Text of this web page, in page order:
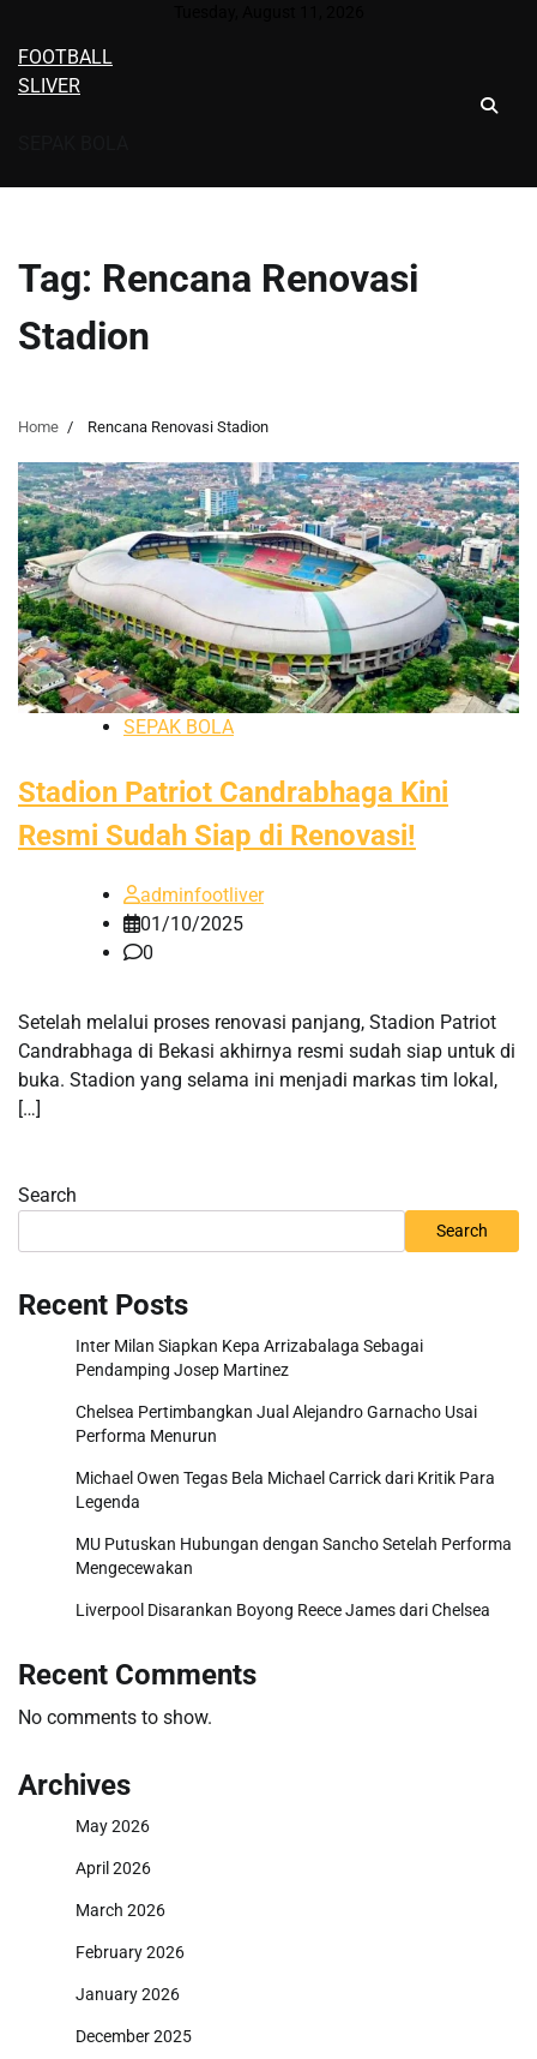
content
FOOTBALL
SLIVER
Tag: Rencana Renovasi
Stadion
Home Rencana Renovasi Stadion
SEPAK BOLA
Stadion Patriot Candrabhaga Kini
Resmi Sudah Siap di Renovasi!
adminfootliver
01/10/2025
0
​Setelah melalui proses renovasi panjang, Stadion Patriot
Candrabhaga di Bekasi akhirnya resmi sudah siap untuk di
buka. Stadion yang selama ini menjadi markas tim lokal,
[…]
Search
Search
Recent Posts
Inter Milan Siapkan Kepa Arrizabalaga Sebagai
Pendamping Josep Martinez
Chelsea Pertimbangkan Jual Alejandro Garnacho Usai
Performa Menurun
Michael Owen Tegas Bela Michael Carrick dari Kritik Para
Legenda
MU Putuskan Hubungan dengan Sancho Setelah Performa
Mengecewakan
Liverpool Disarankan Boyong Reece James dari Chelsea
Recent Comments
No comments to show.
Archives
May 2026
April 2026
March 2026
February 2026
January 2026
December 2025